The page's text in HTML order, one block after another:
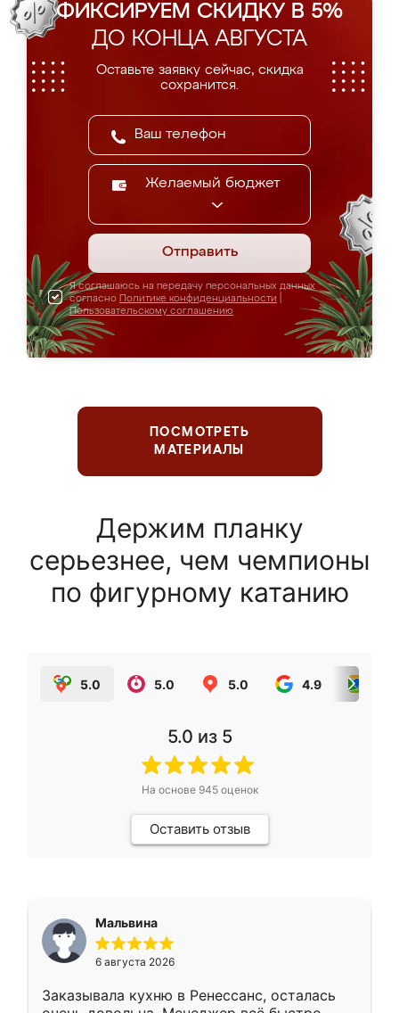
ФИКСИРУЕМ СКИДКУ В 5%
ДО КОНЦА АВГУСТА
Оставьте заявку сейчас, скидка
сохранится.
Желаемый бюджет
Отправить
Я соглашаюсь на передачу персональных данных
согласно Политике конфиденциальности
Пользовательскому соглашению
ПОСМОТРЕТЬ
МАТЕРИАЛЫ
Держим планку
серьезнее, чем чемпионы
по фигурному катанию
5.0 5.0 5.0 4.9
5.0 из 5
На основе 945оценок
Оставить отзыв
Мальвина
6 августа 2026
Заказывала кухню в Ренессанс, осталась